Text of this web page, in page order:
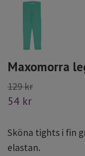
Maxomorra
129 kr
54 kr
Sköna tights i fin
elastan.